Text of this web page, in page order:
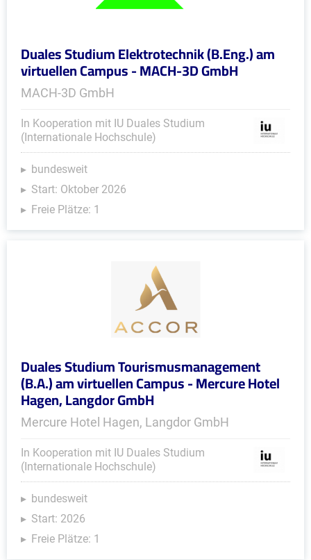
Duales Studium Elektrotechnik (B.Eng.) am
virtuellen Campus - MACH-3D GmbH
MACH-3D GmbH
In Kooperation mit IU Duales Studium
(Internationale Hochschule)
bundesweit
Start: Oktober 2026
Freie Plätze: 1
Duales Studium Tourismusmanagement
(B.A.) am virtuellen Campus - Mercure Hotel
Hagen, Langdor GmbH
Mercure Hotel Hagen, Langdor GmbH
In Kooperation mit IU Duales Studium
(Internationale Hochschule)
bundesweit
Start: 2026
Freie Plätze: 1